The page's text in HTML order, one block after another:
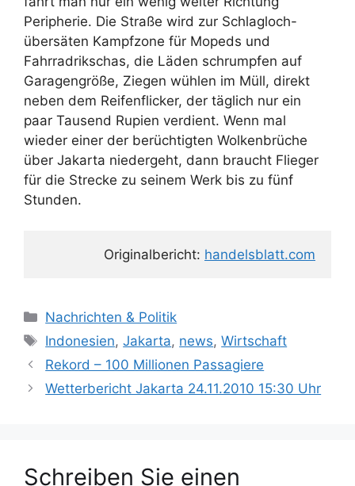
Peripherie. Die Straße wird zur Schlagloch-
übersäten Kampfzone für Mopeds und
Fahrradrikschas, die Läden schrumpfen auf
Garagengröße, Ziegen wühlen im Müll, direkt
neben dem Reifenflicker, der täglich nur ein
paar Tausend Rupien verdient. Wenn mal
wieder einer der berüchtigten Wolkenbrüche
über Jakarta niedergeht, dann braucht Flieger
für die Strecke zu seinem Werk bis zu fünf
Stunden.
Originalbericht: handelsblatt.com
K
a
e
g
e
Nachrichten & Politik
S
c
l
ö
Indonesien,Jakarta, news,Wirtschaft
Rekord – 100 Millionen Passagiere
Wetterbericht Jakarta 24.11.2010 15:30 Uhr
Schreiben Sie einen